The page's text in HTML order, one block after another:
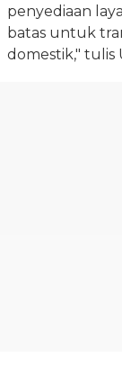
penyediaan
batas untuk
domestik," tulis